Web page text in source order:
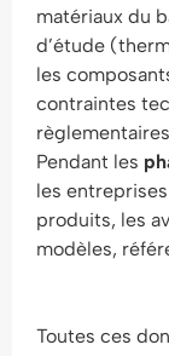
matériaux du
d’étude
les
contraintes
Pendant les
les
produits, les
modèles,
Toutes ces